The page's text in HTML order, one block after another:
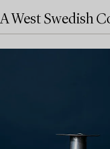
A West Swedish